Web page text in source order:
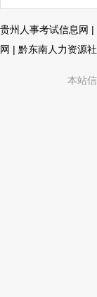
贵州人事考试信息网 |
网 | 黔东南人力资源
本站